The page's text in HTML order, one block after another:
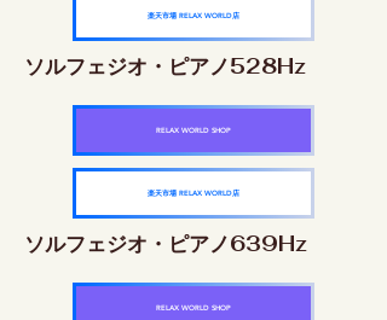
楽天市場 RELAX WORLD店
ソルフェジオ・ピアノ528Hz
RELAX WORLD SHOP
楽天市場 RELAX WORLD店
ソルフェジオ・ピアノ639Hz
RELAX WORLD SHOP